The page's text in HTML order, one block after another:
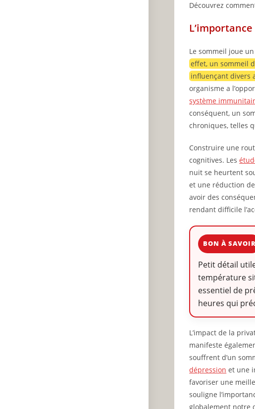
Découvrez
Le sommeil joue
effet, un sommeil
influençant divers
organisme a
système
conséquent, un
chroniques, telles
Construire une
cognitives. Les
nuit se heurtent
et une réduction
avoir des
rendant difficile
BON À SAVOIR
Petit détail
température
essentiel de
heures qui
L’impact de la
manifeste
souffrent d’un
dépression et une
favoriser une
souligne
globalement notre